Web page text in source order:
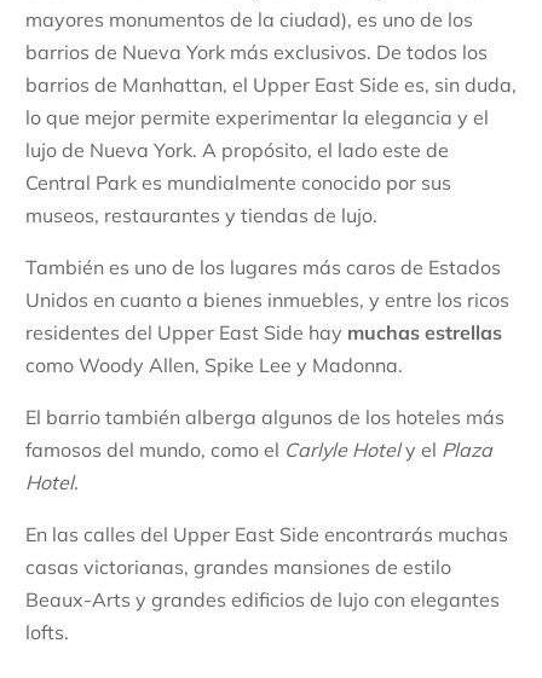
mayores monumentos de la ciudad), es uno de los
barrios de Nueva York más exclusivos. De todos los
barrios de Manhattan, el Upper East Side es, sin duda,
lo que mejor permite experimentar la elegancia y el
lujo de Nueva York. A propósito, el lado este de
Central Park es mundialmente conocido por sus
museos, restaurantes y tiendas de lujo.
También es uno de los lugares más caros de Estados
Unidos en cuanto a bienes inmuebles, y entre los ricos
residentes del Upper East Side hay muchas estrellas
como Woody Allen, Spike Lee y Madonna.
El barrio también alberga algunos de los hoteles más
famosos del mundo, como el Carlyle Hotely el Plaza
Hotel.
En las calles del Upper East Side encontrarás muchas
casas victorianas, grandes mansiones de estilo
Beaux-Arts y grandes edificios de lujo con elegantes
lofts.